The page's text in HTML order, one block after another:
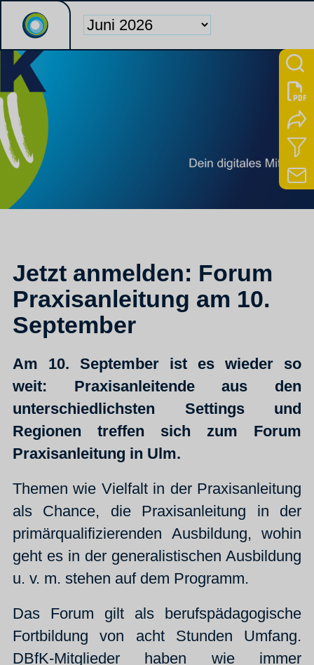
Jetzt anmelden: Forum
Praxisanleitung am 10.
September
Am 10. September ist es wieder so
weit: Praxisanleitende aus den
unterschiedlichsten Settings und
Regionen treffen sich zum Forum
Praxisanleitung in Ulm.
Themen wie Vielfalt in der Praxisanleitung
als Chance, die Praxisanleitung in der
primärqualifizierenden Ausbildung, wohin
geht es in der generalistischen Ausbildung
u. v. m. stehen auf dem Programm.
Das Forum gilt als berufspädagogische
Fortbildung von acht Stunden Umfang.
DBfK-Mitglieder haben wie immer